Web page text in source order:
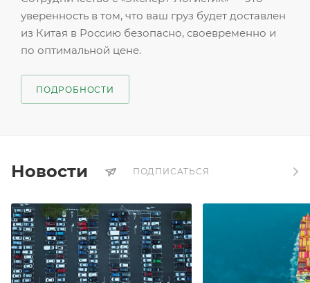
уверенность в том, что ваш груз будет доставлен
из Китая в Россию безопасно, своевременно и
по оптимальной цене.
ПОДРОБНОСТИ
Новости ПОДПИСАТЬСЯ